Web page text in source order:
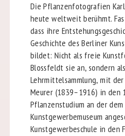
Die Pflanzenfotografien
heute weltweit berühmt.
dass ihre
Geschichte des Berliner
bildet: Nicht als freie
Blossfeldt sie an, sondern
Lehrmittelsammlung, mit
Meurer (1839–1916) in den
Pflanzenstudium an der dem
Kunstgewerbemuseum
Kunstgewerbeschule in den